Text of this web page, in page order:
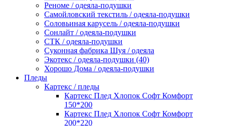
Реноме / одеяла-подушки
Самойловский текстиль / одеяла-подушки
Соловьиная карусель / одеяла-подушки
Сонлайт / одеяла-подушки
СТК / одеяла-подушки
Суконная фабрика Шуя / одеяла
Экотекс / одеяла-подушки (40)
Хорошо Дома / одеяла-подушки
Пледы
Картекс / пледы
Картекс Плед Хлопок Софт Комфорт
150*200
Картекс Плед Хлопок Софт Комфорт
200*220